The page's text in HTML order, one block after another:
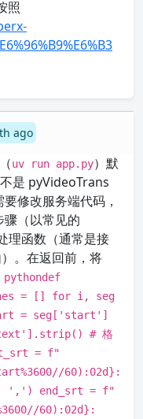
照
ago
uv run app.py）默
是 pyVideoTrans
修改服务端代码，
骤（以常见的
理函数（通常是接
。在返回前，将
pythondef
= [] for i, seg
= seg['start']
# 格
= f"
60):02d}:
',') end_srt = f"
60):02d}: